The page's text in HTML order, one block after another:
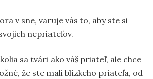
v sne, varuje vás to, aby ste si
nepriateľov.
sa tvári ako váš priateľ, ale chce
že ste mali blízkeho priateľa, od